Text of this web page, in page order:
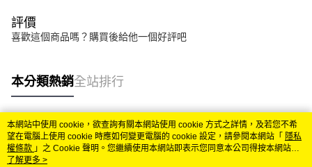
評價
喜歡這個商品嗎？購買後給他一個好評吧
本分類熱銷全站排行
熱門標籤
本網站中使用 cookie，欲查詢有關本網站使用 cookie 方式之詳情，及若您不希
望在電腦上使用 cookie 時應如何變更電腦的 cookie 設定，請參閱本網站「 隱私
權條款 」之 Cookie 聲明。您繼續使用本網站即表示您同意本公司得按本網站使
用條款之 Cookie 聲明使用 cookie。
了解更多 >